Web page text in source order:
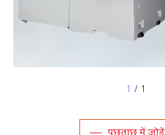
1 / 1